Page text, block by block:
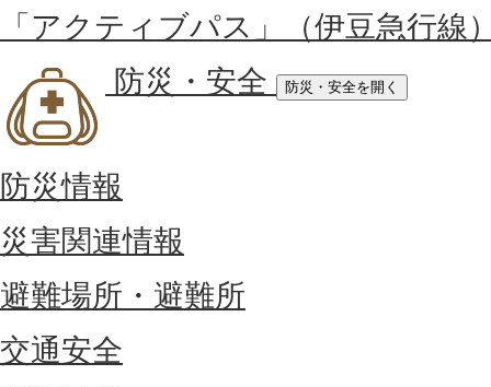
「アクティブパス」（伊豆急行線
防災・安全
防災・安全を開く
防災情報
災害関連情報
避難場所・避難所
交通安全